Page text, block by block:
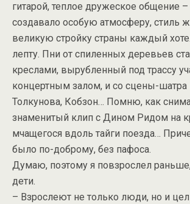
гитарой, теплое дружеское общение –
создавало особую атмосферу, стиль
великую стройку страны каждый
лепту. Пни от спиленных деревьев
креслами, вырубленный под трассу
концертным залом, и со сцены-шатра
Толкунова, Кобзон… Помню, как
знаменитый клип с Дином Ридом на
мчащегося вдоль тайги поезда…
было по-доброму, без пафоса.
Думаю, поэтому я повзрослел
дети.
– Взрослеют не только люди, но и